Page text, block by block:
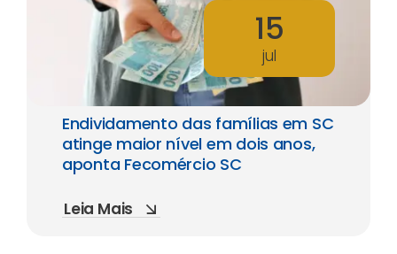
15
jul
Endividamento das famílias em SC
atinge maior nível em dois anos,
aponta Fecomércio SC
Leia Mais